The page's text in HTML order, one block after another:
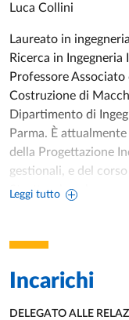
Leggi tutto
Luca Collini
Laureato in
Ricerca in
Professore
Costruzione di
Dipartimento di
Parma. È
della Progettazione
gestionali, e del
Strutturale nel corso
gruppo di Fatica nei
Repubblica Ceca, Brno.
professione di
Incarichi
DELEGATO ALLE